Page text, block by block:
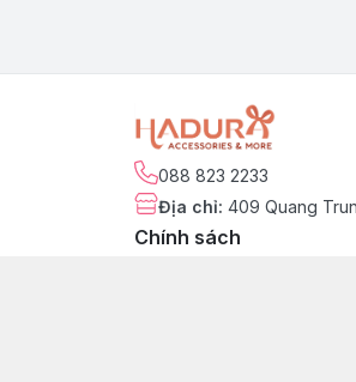
088 823 2233
Địa chỉ: 409 Quang
Chính sách